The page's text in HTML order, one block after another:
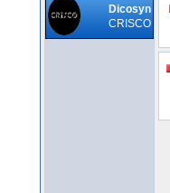
Dicosyn
CRISCO